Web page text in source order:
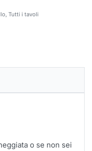
Tutti i tavoli
o se non sei